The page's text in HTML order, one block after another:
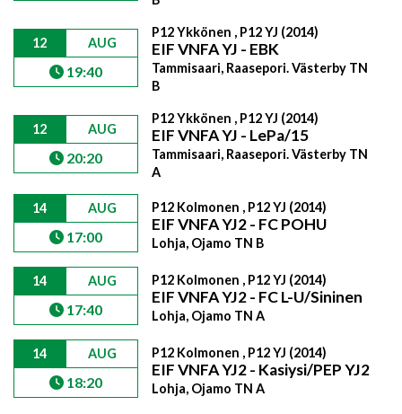
12 AUG
19:40
P12 Ykkönen , P12 YJ (2014)
EIF VNFA YJ - EBK
Tammisaari, Raasepori. Västerby TN
B
12 AUG
20:20
P12 Ykkönen , P12 YJ (2014)
EIF VNFA YJ - LePa/15
Tammisaari, Raasepori. Västerby TN
A
14 AUG
17:00
P12 Kolmonen , P12 YJ (2014)
EIF VNFA YJ2 - FC POHU
Lohja, Ojamo TN B
14 AUG
17:40
P12 Kolmonen , P12 YJ (2014)
EIF VNFA YJ2 - FC L-U/Sininen
Lohja, Ojamo TN A
14 AUG
18:20
P12 Kolmonen , P12 YJ (2014)
EIF VNFA YJ2 - Kasiysi/PEP YJ2
Lohja, Ojamo TN A